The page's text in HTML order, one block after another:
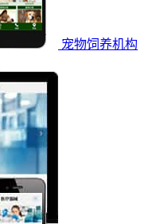
宠物饲养机构